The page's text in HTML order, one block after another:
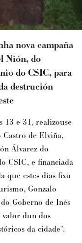
nova campaña
Nión, do
do CSIC, para
destrución
13 e 31, realizouse
Castro de Elviña,
Álvarez do
CSIC, e financiada
que estes días fixo
Gonzalo
Goberno de Inés
valor dun dos
da cidade".